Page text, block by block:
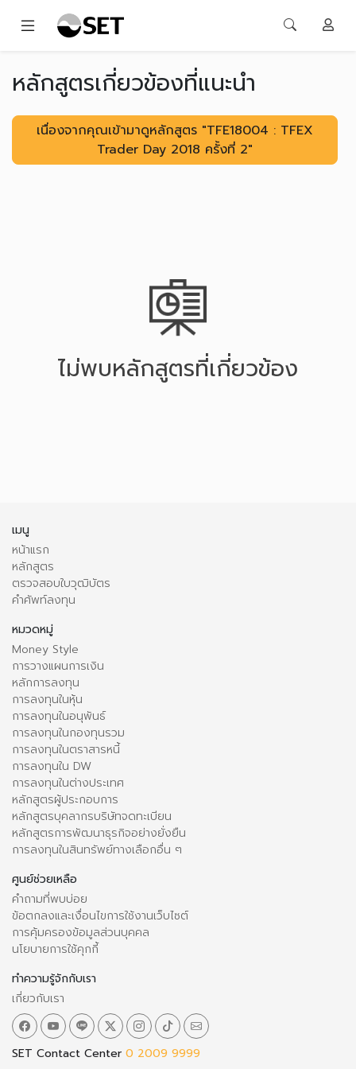
หลักสูตรเกี่ยวข้องที่แนะนำ
เนื่องจากคุณเข้ามาดูหลักสูตร "TFE18004 : TFEX
Trader Day 2018 ครั้งที่ 2"
ไม่พบหลักสูตรที่เกี่ยวข้อง
เมนู
หน้าแรก
หลักสูตร
ตรวจสอบใบวุฒิบัตร
คำศัพท์ลงทุน
หมวดหมู่
Money Style
การวางแผนการเงิน
หลักการลงทุน
การลงทุนในหุ้น
การลงทุนในอนุพันธ์
การลงทุนในกองทุนรวม
การลงทุนในตราสารหนี้
การลงทุนใน DW
การลงทุนในต่างประเทศ
หลักสูตรผู้ประกอบการ
หลักสูตรบุคลากรบริษัทจดทะเบียน
หลักสูตรการพัฒนาธุรกิจอย่างยั่งยืน
การลงทุนในสินทรัพย์ทางเลือกอื่น ๆ
ศูนย์ช่วยเหลือ
คำถามที่พบบ่อย
ข้อตกลงและเงื่อนไขการใช้งานเว็บไซต์
การคุ้มครองข้อมูลส่วนบุคคล
นโยบายการใช้คุกกี้
ทำความรู้จักกับเรา
เกี่ยวกับเรา
SET Contact Center 0 2009 9999